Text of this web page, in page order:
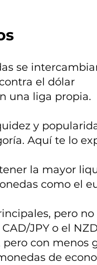
se
el dólar
una liga propia.
y
Aquí te lo
la mayor
como el
pero
JPY o el
con menos
de